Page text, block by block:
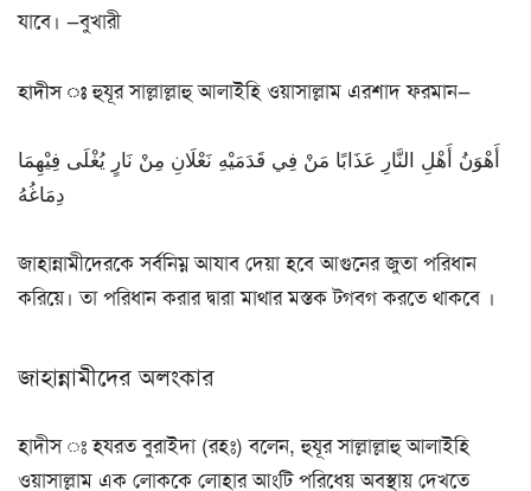
যাবে। —বুখারী
হাদীস ঃহুযূর সাল্লাল্লাহু আলাইহি ওয়াসাল্লাম এরশাদ ফরমান—
أَهْوَنُ أَهْلِ النَّارِ عَذَابًا مَنْ فِي قَدَمَيْهِ نَعْلَانِ مِنْ نَارٍ يُغْلَى فِيْهِمَا
دِمَاغُهُ
জাহান্নামীদেরকে সর্বনিম্ন আযাব দেয়া হবে আগুনের জুতা পরিধান
করিয়ে। তা পরিধান করার দ্বারা মাথার মস্তক টগবগ করতে থাকবে ।
জাহান্নামীদের অলংকার
হাদীস ঃ হযরত বুরাইদা (রহঃ) বলেন, হুযূর সাল্লাল্লাহু আলাইহি
ওয়াসাল্লাম এক লোককে লোহার আংটি পরিধেয় অবস্থায় দেখতে